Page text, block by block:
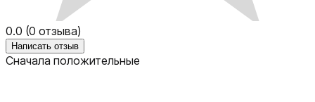
0.0 (0 отзыва)
Написать отзыв
Сначала положительные